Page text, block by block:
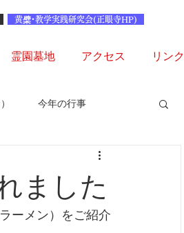
霊園墓地 アクセス リンク
黄檗･教学実践研究会(正眼寺HP)
今年の行事
ました
ーメン）をご紹介